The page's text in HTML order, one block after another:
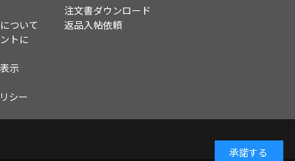
ついて
トに
示
シー
注文書ダウンロード
返品入帖依頼
承諾する